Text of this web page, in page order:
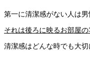
第一に清潔感がない人は男
それは後ろに映るお部屋の
清潔感はどんな時でも大切